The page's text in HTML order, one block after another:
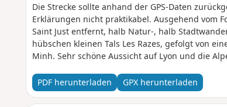
Die Strecke sollte anhand der GPS-Daten
Erklärungen nicht praktikabel. Ausgehend vom
Saint Just entfernt, halb Natur-, halb
hübschen kleinen Tals Les Razes, gefolgt von
Minh. Sehr schöne Aussicht auf Lyon und die
PDF herunterladen
GPX herunterladen